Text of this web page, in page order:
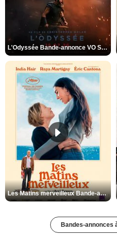
L'Odyssée Bande-annonce VO STFR
Les Matins merveilleux Bande-annonce VF
Bandes-annonces